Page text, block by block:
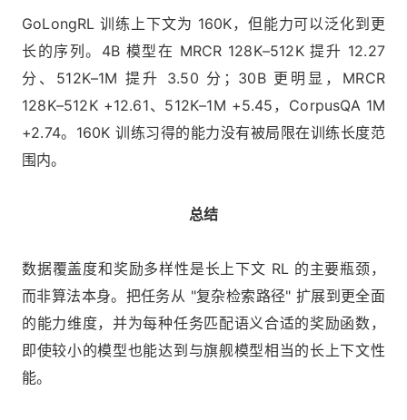
GoLongRL 训练上下文为 160K，但能力可以泛化到更
长的序列。4B 模型在 MRCR 128K–512K 提升 12.27
分、512K–1M 提升 3.50 分；30B 更明显，MRCR
128K–512K +12.61、512K–1M +5.45，CorpusQA 1M
+2.74。160K 训练习得的能力没有被局限在训练长度范
围内。
总结
数据覆盖度和奖励多样性是长上下文 RL 的主要瓶颈，
而非算法本身。把任务从 "复杂检索路径" 扩展到更全面
的能力维度，并为每种任务匹配语义合适的奖励函数，
即使较小的模型也能达到与旗舰模型相当的长上下文性
能。